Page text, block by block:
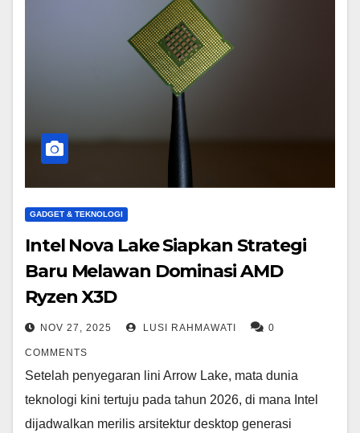
GADGET & TEKNOLOGI
Intel Nova Lake Siapkan Strategi
Baru Melawan Dominasi AMD
Ryzen X3D
NOV 27, 2025 LUSI RAHMAWATI 0
COMMENTS
Setelah penyegaran lini Arrow Lake, mata dunia
teknologi kini tertuju pada tahun 2026, di mana Intel
dijadwalkan merilis arsitektur desktop generasi